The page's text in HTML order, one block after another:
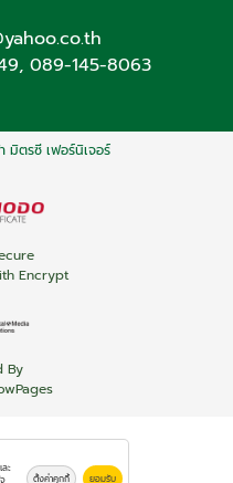
, 089-145-8063
มิตรซี เฟอร์นิเจอร์
Encrypt
By
ละ
ตั้งค่าคุกกี้ ยอมรับ